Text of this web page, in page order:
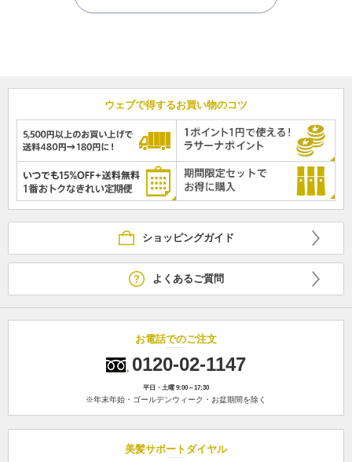
ウェブで得するお買い物のコツ
ショッピングガイド
よくあるご質問
お電話でのご注文
0120-02-1147
平日・土曜 9:00～17:30
※年末年始・ゴールデンウィーク・お盆期間を除く
美髪サポートダイヤル